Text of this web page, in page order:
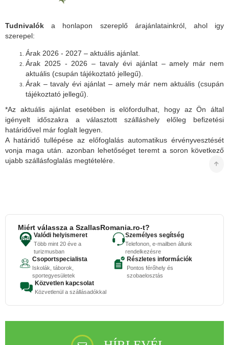
Tudnivalók a honlapon szereplő árajánlatainkról, ahol igy
szerepel:
Árak 2026 - 2027 – aktuális ajánlat.
Árak 2025 - 2026 – tavaly évi ajánlat – amely már nem
aktuális (csupán tájékoztató jellegű).
Árak – tavaly évi ajánlat – amely már nem aktuális (csupán
tájékoztató jellegű).
*Az aktuális ajánlat esetében is elöfordulhat, hogy az Ön által
igényelt időszakra a választott szálláshely előleg befizetési
határidővel már foglalt legyen.
A határidő tullépése az előfoglalás automatikus érvényvesztését
vonja maga után. azonban lehetőséget teremt a soron következő
ujabb szállásfoglalás megtételére.
Miért válassza a SzallasRomania.ro-t?
Valódi helyismeret
Több mint 20 éve a
turizmusban
Személyes segítség
Telefonon, e-mailben állunk
rendelkezésre
Csoportspecialista
Iskolák, táborok,
sportegyesületek
Részletes információk
Pontos férőhely és
szobaelosztás
Közvetlen kapcsolat
Közvetlenül a szállásadókkal